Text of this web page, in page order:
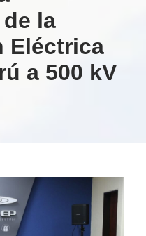
la
Eléctrica
a 500 kV